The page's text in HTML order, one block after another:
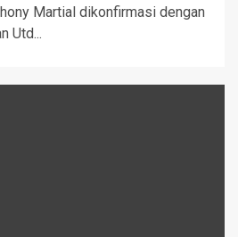
Martial dikonfirmasi dengan
Utd...